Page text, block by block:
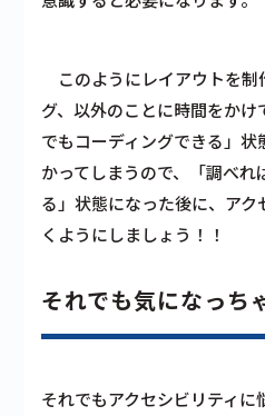
このようにレイアウトを制
グ、以外のことに時間をか
でもコーディングできる」
かってしまうので、「調べれ
る」状態になった後に、ア
くようにしましょう！！
それでも気になっち
それでもアクセシビリティに